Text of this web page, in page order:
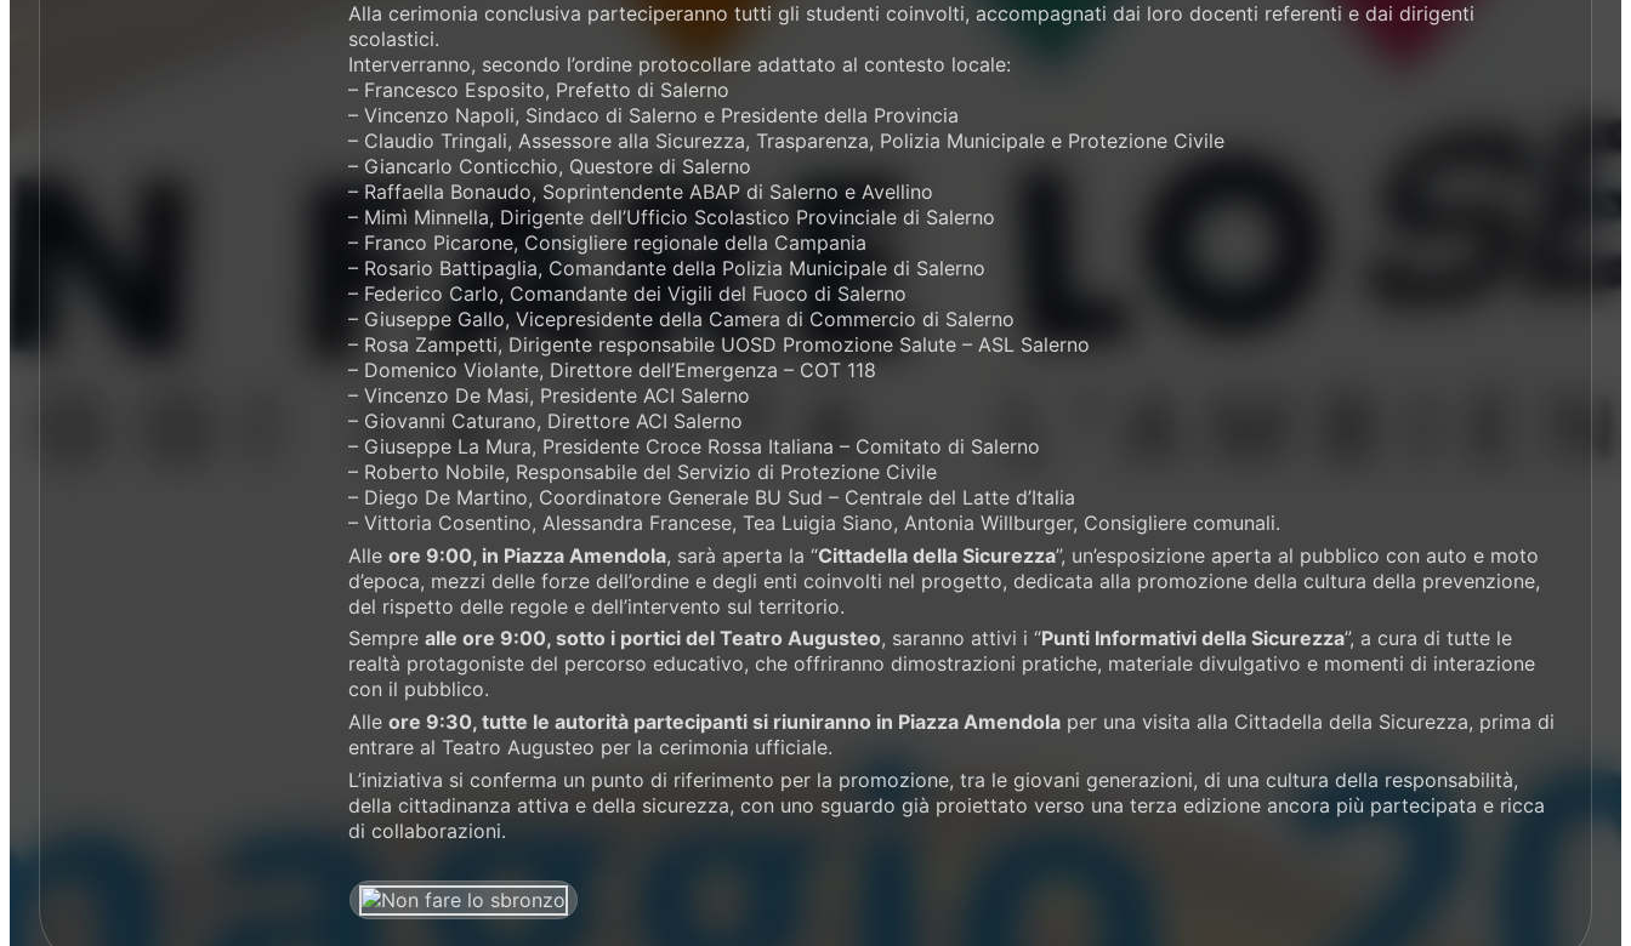
Alla cerimonia conclusiva parteciperanno tutti gli studenti coinvolti, accompagnati dai loro docenti referenti e dai dirigenti
scolastici.
Interverranno, secondo l’ordine protocollare adattato al contesto locale:
– Francesco Esposito, Prefetto di Salerno
– Vincenzo Napoli, Sindaco di Salerno e Presidente della Provincia
– Claudio Tringali, Assessore alla Sicurezza, Trasparenza, Polizia Municipale e Protezione Civile
– Giancarlo Conticchio, Questore di Salerno
– Raffaella Bonaudo, Soprintendente ABAP di Salerno e Avellino
– Mimì Minnella, Dirigente dell’Ufficio Scolastico Provinciale di Salerno
– Franco Picarone, Consigliere regionale della Campania
– Rosario Battipaglia, Comandante della Polizia Municipale di Salerno
– Federico Carlo, Comandante dei Vigili del Fuoco di Salerno
– Giuseppe Gallo, Vicepresidente della Camera di Commercio di Salerno
– Rosa Zampetti, Dirigente responsabile UOSD Promozione Salute – ASL Salerno
– Domenico Violante, Direttore dell’Emergenza – COT 118
– Vincenzo De Masi, Presidente ACI Salerno
– Giovanni Caturano, Direttore ACI Salerno
– Giuseppe La Mura, Presidente Croce Rossa Italiana – Comitato di Salerno
– Roberto Nobile, Responsabile del Servizio di Protezione Civile
– Diego De Martino, Coordinatore Generale BU Sud – Centrale del Latte d’Italia
– Vittoria Cosentino, Alessandra Francese, Tea Luigia Siano, Antonia Willburger, Consigliere comunali.
Alle ore 9:00, in Piazza Amendola, sarà aperta la “Cittadella della Sicurezza”, un’esposizione aperta al pubblico con auto e moto
d’epoca, mezzi delle forze dell’ordine e degli enti coinvolti nel progetto, dedicata alla promozione della cultura della prevenzione,
del rispetto delle regole e dell’intervento sul territorio.
Sempre alle ore 9:00, sotto i portici del Teatro Augusteo, saranno attivi i “Punti Informativi della Sicurezza”, a cura di tutte le
realtà protagoniste del percorso educativo, che offriranno dimostrazioni pratiche, materiale divulgativo e momenti di interazione
con il pubblico.
Alle ore 9:30, tutte le autorità partecipanti si riuniranno in Piazza Amendolaper una visita alla Cittadella della Sicurezza, prima di
entrare al Teatro Augusteo per la cerimonia ufficiale.
L’iniziativa si conferma un punto di riferimento per la promozione, tra le giovani generazioni, di una cultura della responsabilità,
della cittadinanza attiva e della sicurezza, con uno sguardo già proiettato verso una terza edizione ancora più partecipata e ricca
di collaborazioni.